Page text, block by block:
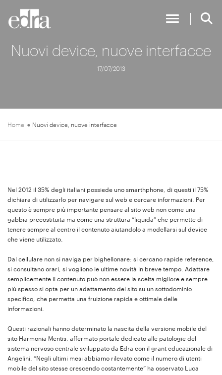
Toggle
Nuovi device, nuove interfacce
17/07/2013
Home Nuovi device, nuove interfacce
Nel 2012 il 35% degli italiani possiede uno smarthphone, di questi il 75%
dichiara di utilizzarlo per navigare sul web e cercare informazioni. Per
questo è sempre più importante pensare al sito web non come una
gabbia precostituita ma come una struttura “liquida” che permette di
tenere sempre al centro il contenuto aiutandolo a modellarsi sul device
che viene utilizzato.
Dal cellulare non si naviga per bighellonare: si cercano rapide reference,
si consultano orari, si vogliono le ultime novità in breve tempo. Adattare
semplicemente il contenuto può non essere la scelta migliore e sempre
più spesso si opta per un adattamento del sito su un sottodominio
specifico, che permetta una fruizione rapida e ottimale delle
informazioni.
Questi razionali hanno determinato la nascita della versione mobile del
sito Harmonia Mentis, affermato portale dedicato alle patologie del
sistema nervoso centrale sviluppato da Edra con il grant educazionale di
Angelini. “Negli ultimi mesi abbiamo rilevato come il numero di utenti
mobile del sito stesse crescendo costantemente” ha osservato Luca